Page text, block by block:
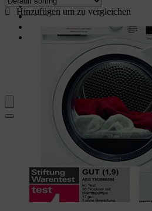
Home
Haushaltsgeräte
Rechner & Tools
Waschtrockner-Stromkosten
Kaffee-Kosten
Wassersprudler
Fernseher-Größe
Hinzufügen um zu vergleichen